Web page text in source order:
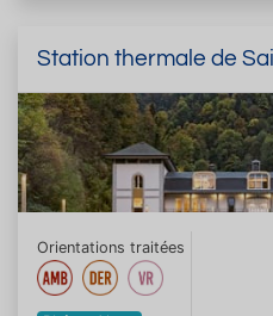
Station thermale de
Orientations traitées